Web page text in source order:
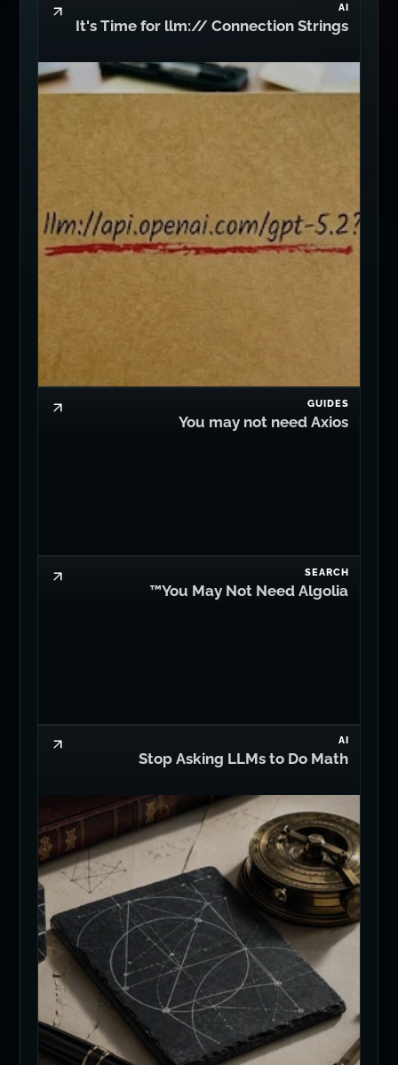
AI
It's Time for llm:// Connection Strings
GUIDES
You may not need Axios
SEARCH
You May Not Need Algolia™
AI
Stop Asking LLMs to Do Math